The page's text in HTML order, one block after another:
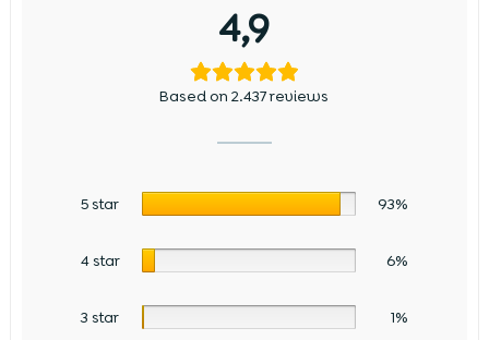
4,9
Based on 2.437 reviews
5 star 93%
4 star 6%
3 star 1%